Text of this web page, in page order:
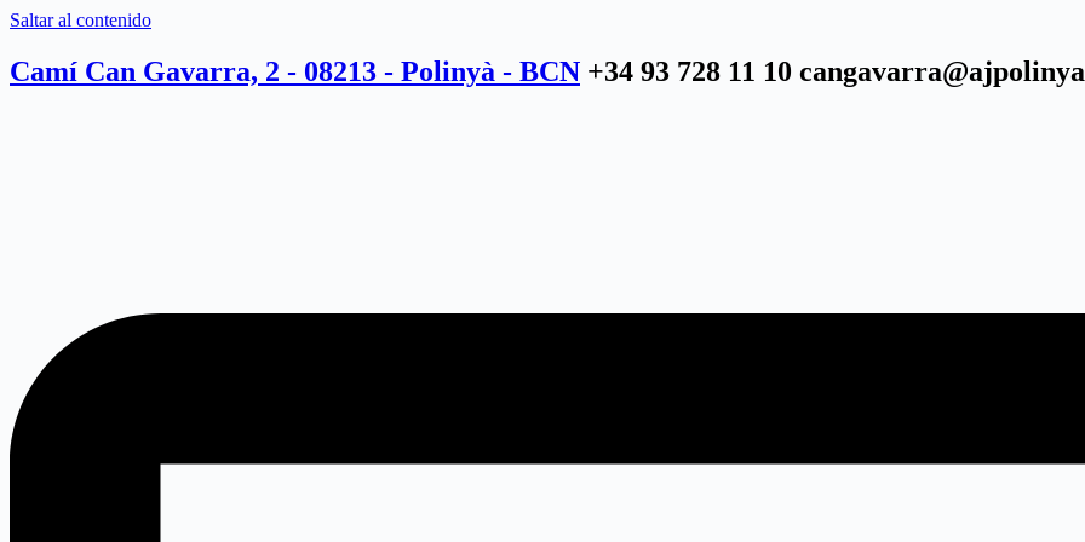
Saltar al contenido
Camí Can Gavarra, 2 - 08213 - Polinyà - BCN +34 93 728 11 10